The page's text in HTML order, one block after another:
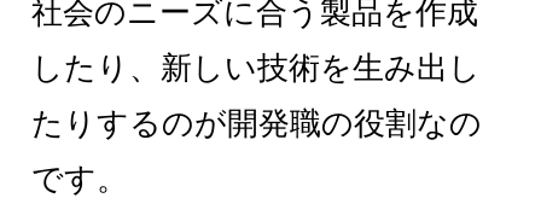
社会のニーズに合う製品を作成
したり、新しい技術を生み出し
たりするのが開発職の役割なの
です。